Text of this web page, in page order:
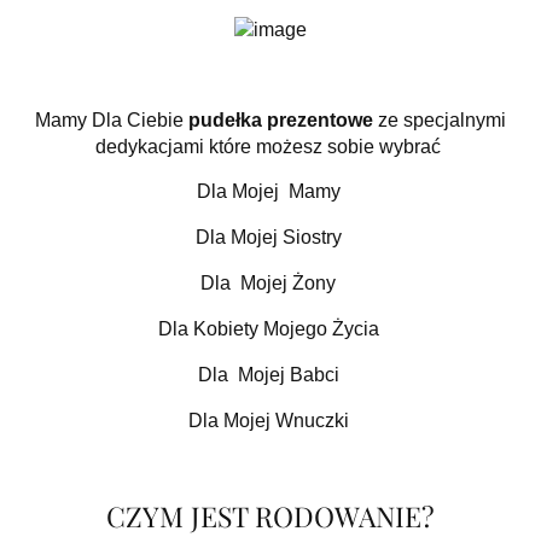
Mamy Dla Ciebie pudełka prezentowe ze specjalnymi
dedykacjami które możesz sobie wybrać
Dla Mojej Mamy
Dla Mojej Siostry
Dla Mojej Żony
Dla Kobiety Mojego Życia
Dla Mojej Babci
Dla Mojej Wnuczki
CZYM JEST RODOWANIE?